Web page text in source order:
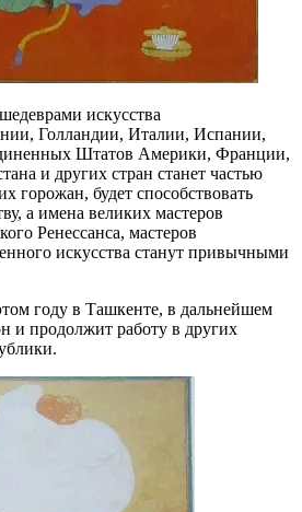
искусства
Голландии, Италии, Испании,
Штатов Америки, Франции,
и других стран станет частью
горожан, будет способствовать
а имена великих мастеров
Ренессанса, мастеров
искусства станут привычными
году в Ташкенте, в дальнейшем
и продолжит работу в других